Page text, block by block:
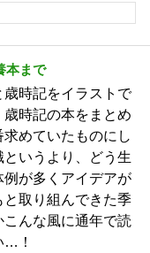
本まで
時記をイラストで
時記の本をまとめ
めていたものにし
いうより、どう生
が多くアイデアが
取り組んできた季
んな風に通年で読
…！